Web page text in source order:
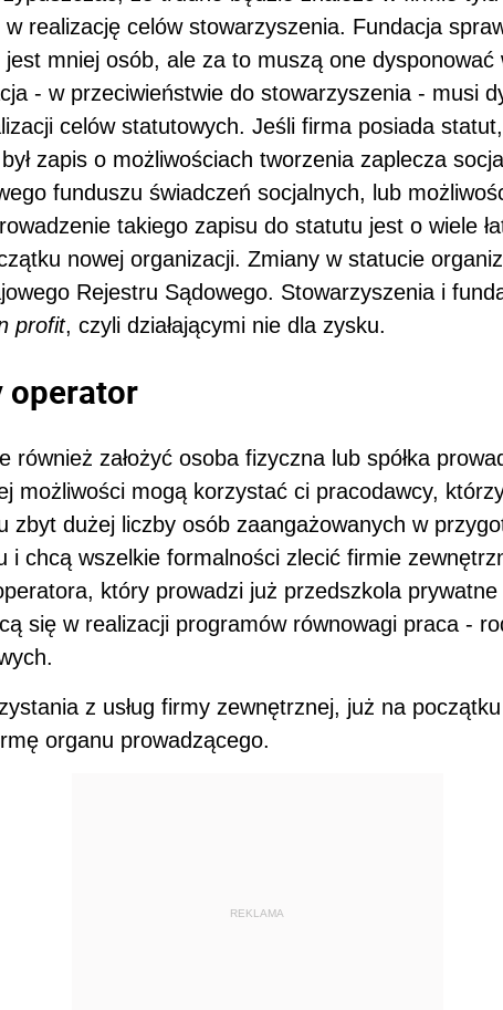
realizację celów stowarzyszenia. Fundacja
jest mniej osób, ale za to muszą one dysponować
- w przeciwieństwie do stowarzyszenia - musi
celów statutowych. Jeśli firma posiada
zapis o możliwościach tworzenia zaplecza
funduszu świadczeń socjalnych, lub
takiego zapisu do statutu jest o wiele
nowej organizacji. Zmiany w statucie
Rejestru Sądowego. Stowarzyszenia i
profit, czyli działającymi nie dla zysku.
operator
również założyć osoba fizyczna lub spółka
możliwości mogą korzystać ci pracodawcy,
zbyt dużej liczby osób zaangażowanych w
i chcą wszelkie formalności zlecić firmie
który prowadzi już przedszkola
się w realizacji programów równowagi praca -
z usług firmy zewnętrznej, już na początku
organu prowadzącego.
REKLAMA